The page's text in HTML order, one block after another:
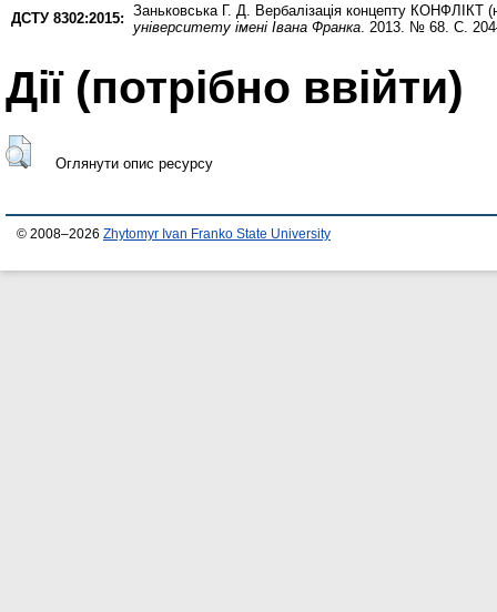
ДСТУ 8302:2015: Заньковська Г. Д.
Вербалізація концепту КОНФЛІКТ
університету імені Івана Франка . 2013. № 68. С.
Дії ​​(потрібно ввійти)
Оглянути опис ресурсу
© 2008–2026 Zhytomyr Ivan Franko State University